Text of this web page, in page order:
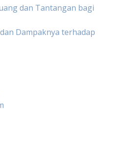
dan Tantangan bagi
Dampaknya terhadap